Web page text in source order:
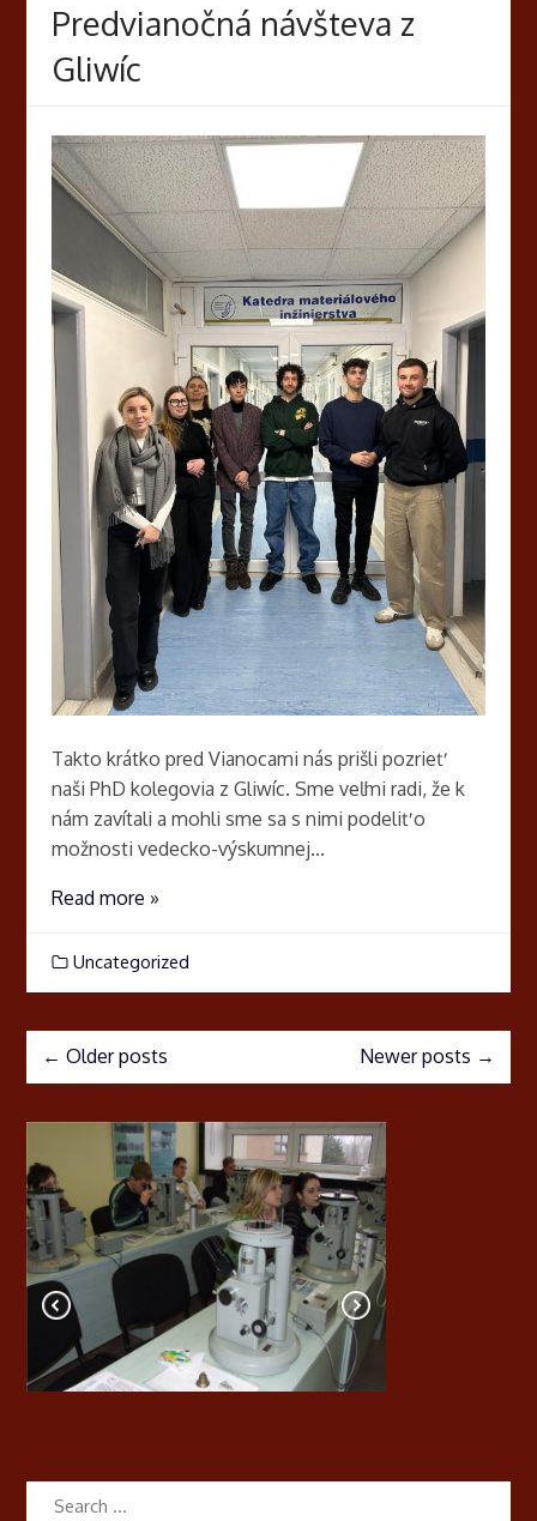
Predvianočná návšteva z
Gliwíc
Takto krátko pred Vianocami nás prišli pozrieť
naši PhD kolegovia z Gliwíc. Sme veľmi radi, že k
nám zavítali a mohli sme sa s nimi podeliť o
možnosti vedecko-výskumnej...
Read more »
Uncategorized
← Older posts Newer posts →